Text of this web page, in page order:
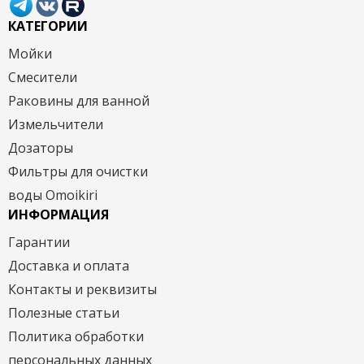
КАТЕГОРИИ
Мойки
Смесители
Раковины для ванной
Измельчители
Дозаторы
Фильтры для очистки
воды Omoikiri
ИНФОРМАЦИЯ
Гарантии
Доставка и оплата
Контакты и реквизиты
Полезные статьи
Политика обработки
персональных данных